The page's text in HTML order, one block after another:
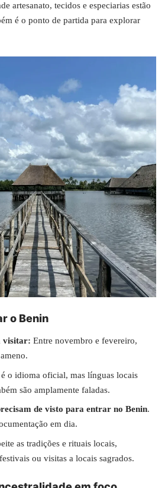
artesanato, tecidos e especiarias estão
é o ponto de partida para explorar
o Benin
visitar: Entre novembro e fevereiro,
o idioma oficial, mas línguas locais
são amplamente faladas.
de visto para entrar no Benin.
em dia.
as tradições e rituais locais,
ou visitas a locais sagrados.